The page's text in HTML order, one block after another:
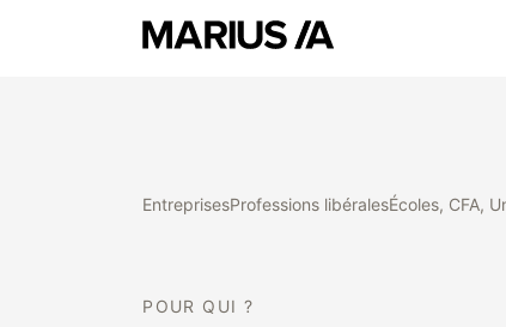
EntreprisesProfessions libéralesÉcoles, CFA,
POUR QUI ?